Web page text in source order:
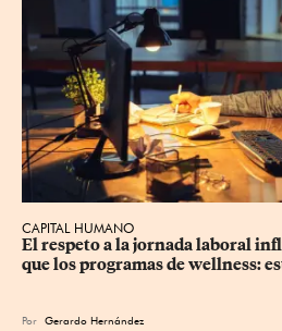
CAPITAL HUMANO
El respeto a la jornada laboral
que los programas de wellness:
Por Gerardo Hernández